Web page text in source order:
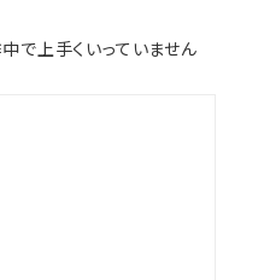
で上手くいっていません